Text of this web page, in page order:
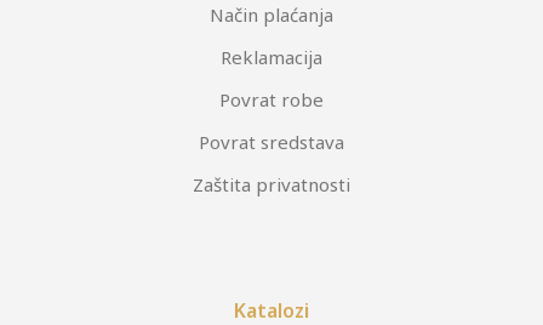
Način plaćanja
Reklamacija
Povrat robe
Povrat sredstava
Zaštita privatnosti
Katalozi